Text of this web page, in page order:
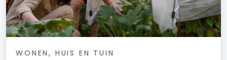
WONEN, HUIS EN TUIN